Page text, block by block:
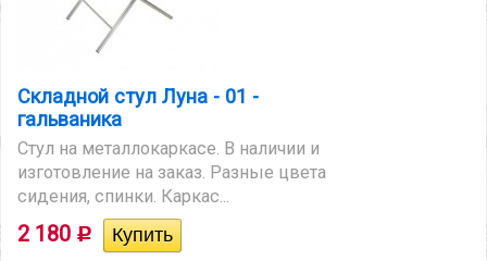
Складной стул Луна - 01 -
гальваника
Стул на металлокаркасе. В наличии и
изготовление на заказ. Разные цвета
сидения, спинки. Каркас...
2 180 Р